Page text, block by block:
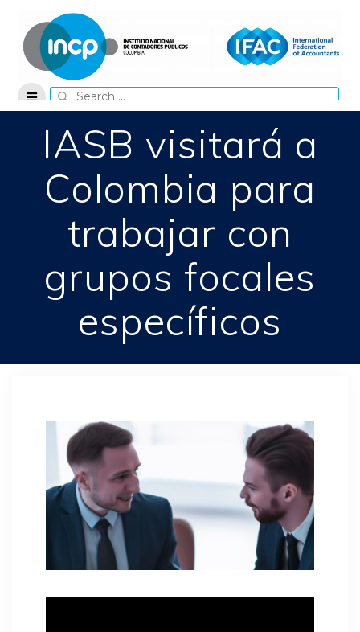
content
Search
for:
IASB visitará a
Colombia para
trabajar con
grupos focales
específicos